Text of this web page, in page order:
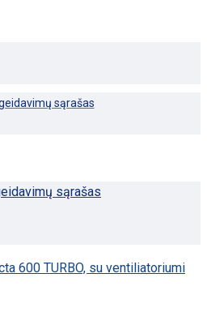
sąrašas
sąrašas
600 TURBO, su ventiliatoriumi